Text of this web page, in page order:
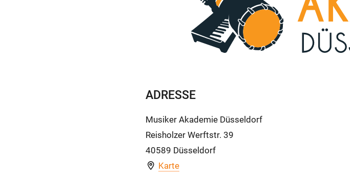
ADRESSE
Musiker Akademie Düsseldorf
Reisholzer Werftstr. 39
40589 Düsseldorf
Karte